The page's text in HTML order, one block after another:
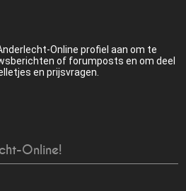
Online profiel aan om te
of forumposts en om deel
en prijsvragen.
Online!